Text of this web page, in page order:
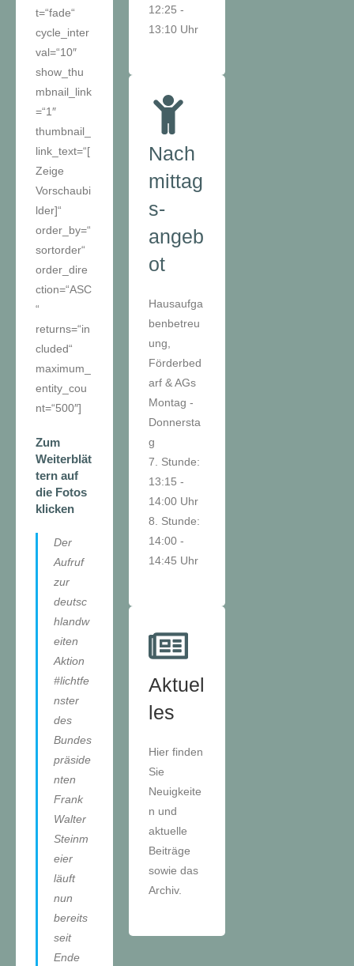
12:25 -
13:10 Uhr
Nach
mittag
s-
angeb
ot
Hausaufga
benbetreu
ung,
Förderbed
arf & AGs
Montag -
Donnersta
g
7. Stunde:
13:15 -
14:00 Uhr
8. Stunde:
14:00 -
14:45 Uhr
Aktuel
les
Hier finden
Sie
Neuigkeite
n und
aktuelle
Beiträge
sowie das
Archiv.
t=“fade“
cycle_inter
val=“10″
show_thu
mbnail_link
=“1″
thumbnail_
link_text=“[
Zeige
Vorschaubi
lder]“
order_by=“
sortorder“
order_dire
ction=“ASC
“
returns=“in
cluded“
maximum_
entity_cou
nt=“500″]
Zum
Weiterblät
tern auf
die Fotos
klicken
Der
Aufruf
zur
deutsc
hlandw
eiten
Aktion
#lichtfe
nster
des
Bundes
präside
nten
Frank
Walter
Steinm
eier
läuft
nun
bereits
seit
Ende